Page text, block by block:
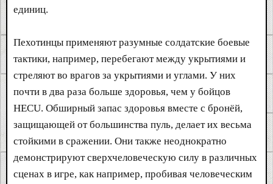
единиц.
Пехотинцы применяют разумные солдатские боевые
тактики, например, перебегают между укрытиями и
стреляют во врагов за укрытиями и углами. У них
почти в два раза больше здоровья, чем у бойцов
HECU. Обширный запас здоровья вместе с бронёй,
защищающей от большинства пуль, делает их весьма
стойкими в сражении. Они также неоднократно
демонстрируют сверхчеловеческую силу в различных
сценах в игре, как например, пробивая человеческим